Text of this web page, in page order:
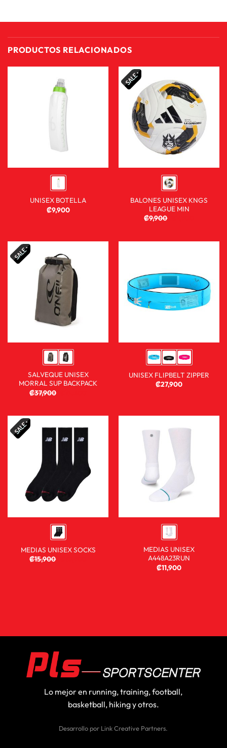
PRODUCTOS RELACIONADOS
UNISEX BOTELLA
₡9,900
BALONES UNISEX KNGS
LEAGUE MIN
₡9,900
SALVEQUE UNISEX
MORRAL SUP BACKPACK
₡37,900
UNISEX FLIPBELT ZIPPER
₡27,900
MEDIAS UNISEX SOCKS
₡15,900
MEDIAS UNISEX
A448A23RUN
₡11,900
Lo mejor en running, training, football,
basketball, hiking y otros.
Desarrollo por Link Creative Partners.